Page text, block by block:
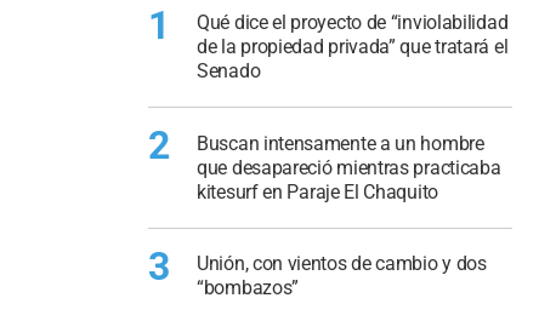
1
Qué dice el proyecto de “inviolabilidad
de la propiedad privada” que tratará el
Senado
2
Buscan intensamente a un hombre
que desapareció mientras practicaba
kitesurf en Paraje El Chaquito
3
Unión, con vientos de cambio y dos
“bombazos”